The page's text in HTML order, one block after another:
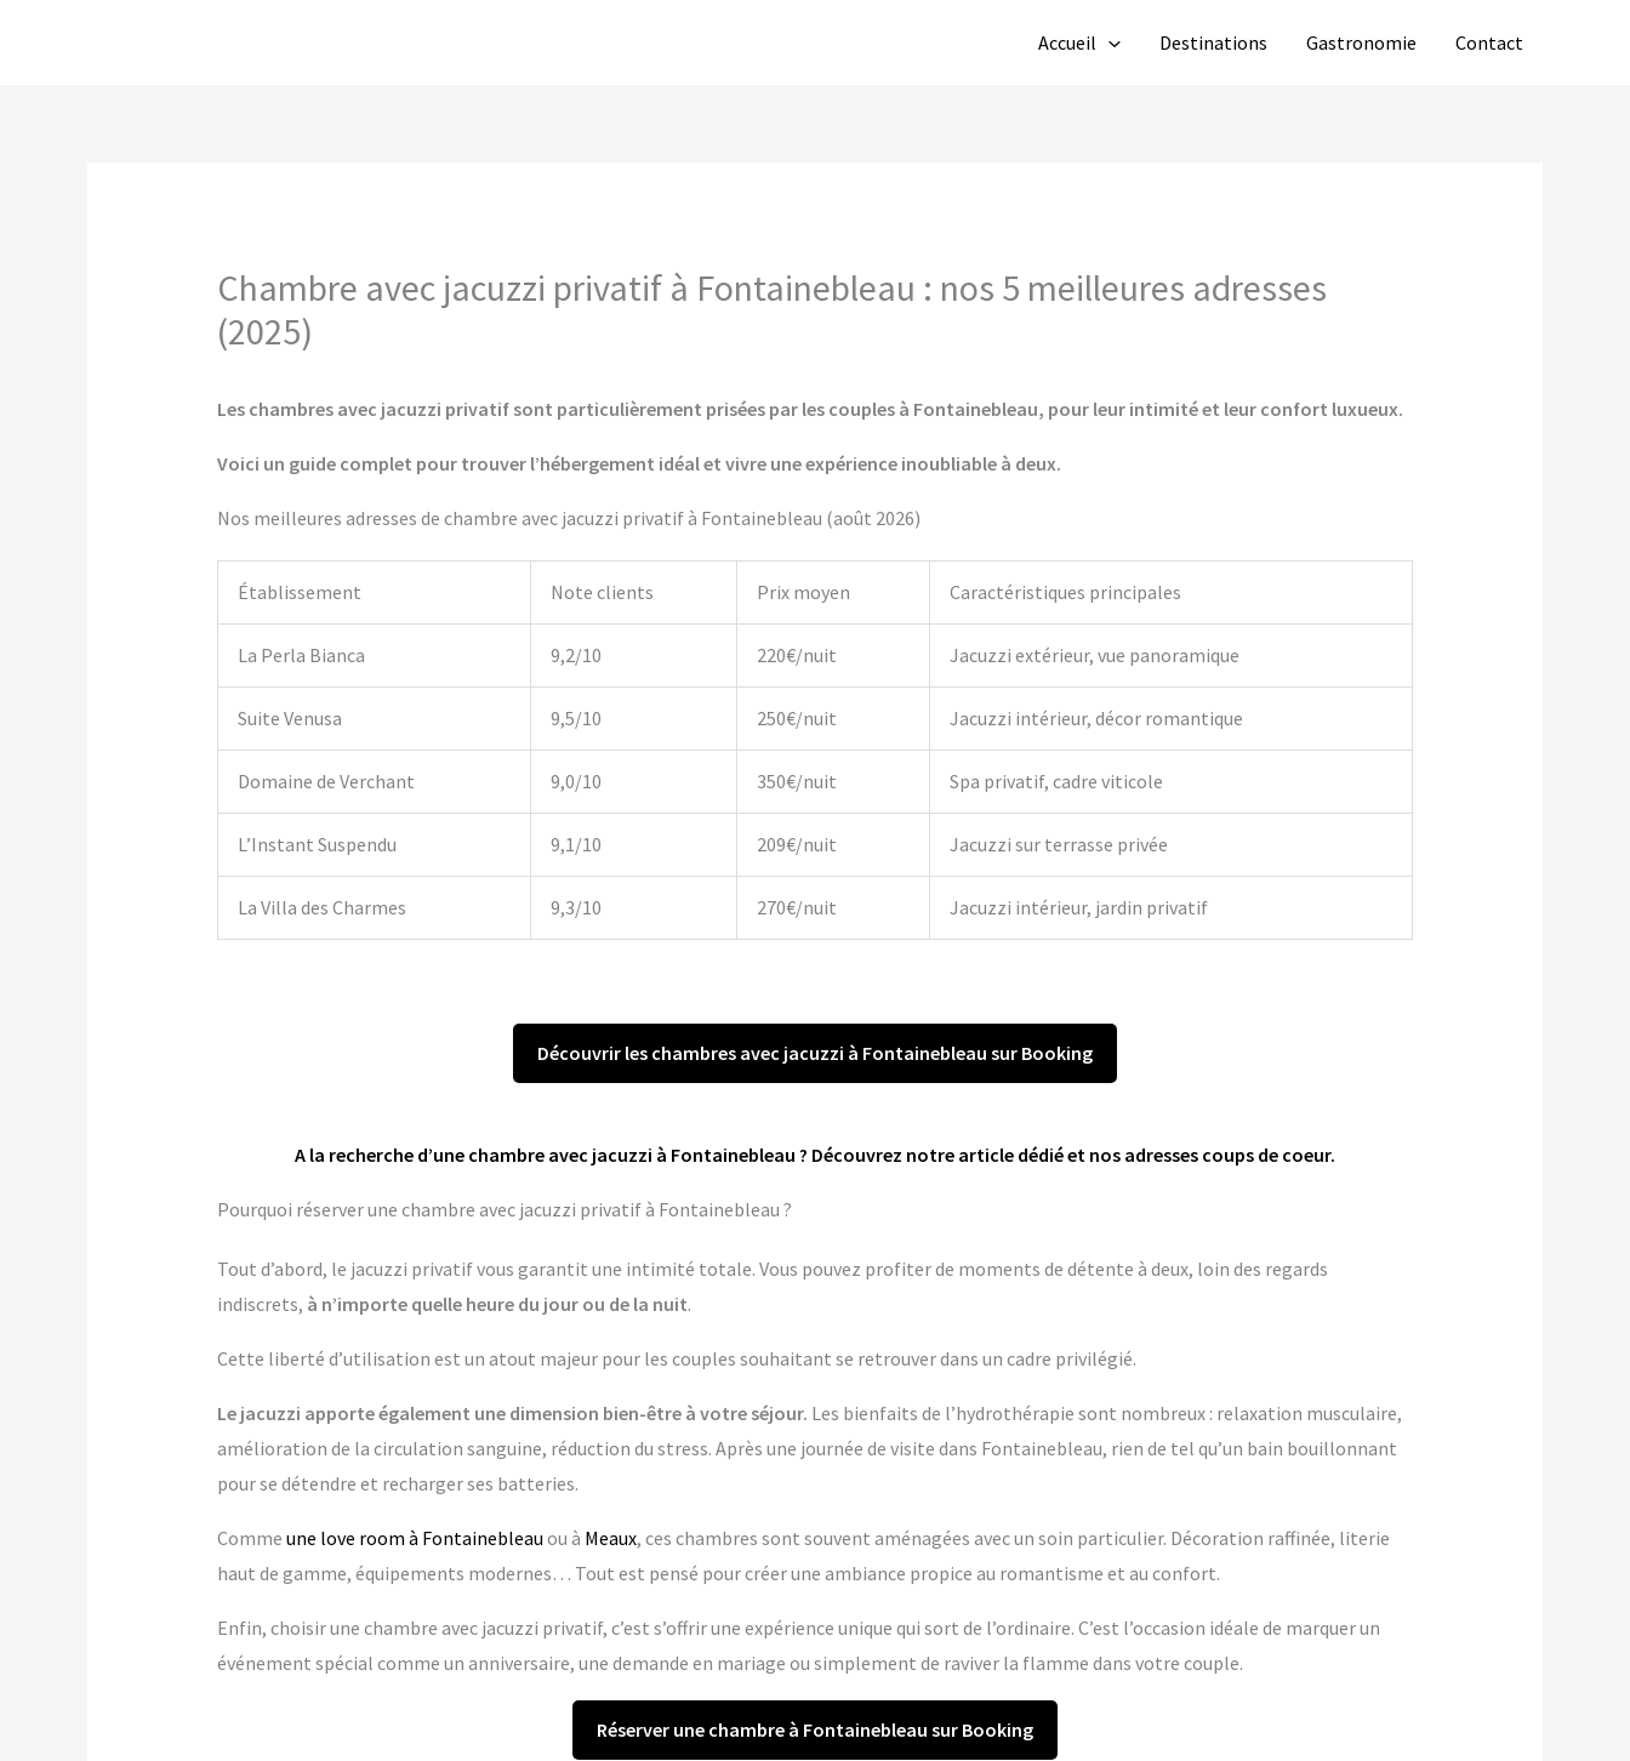
Accueil Destinations Gastronomie Contact
Chambre avec jacuzzi privatif à Fontainebleau : nos 5 meilleures adresses
(2025)
Les chambres avec jacuzzi privatif sont particulièrement prisées par les couples à Fontainebleau, pour leur intimité et leur confort luxueux.
Voici un guide complet pour trouver l’hébergement idéal et vivre une expérience inoubliable à deux.
Nos meilleures adresses de chambre avec jacuzzi privatif à Fontainebleau (août 2026)
Établissement Note clients Prix moyen Caractéristiques principales
La Perla Bianca 9,2/10 220€/nuit Jacuzzi extérieur, vue panoramique
Suite Venusa 9,5/10 250€/nuit Jacuzzi intérieur, décor romantique
Domaine de Verchant 9,0/10 350€/nuit Spa privatif, cadre viticole
L’Instant Suspendu 9,1/10 209€/nuit Jacuzzi sur terrasse privée
La Villa des Charmes 9,3/10 270€/nuit Jacuzzi intérieur, jardin privatif
Découvrir les chambres avec jacuzzi à Fontainebleau sur Booking
A la recherche d’une chambre avec jacuzzi à Fontainebleau ? Découvrez notre article dédié et nos adresses coups de coeur.
Pourquoi réserver une chambre avec jacuzzi privatif à Fontainebleau ?
Tout d’abord, le jacuzzi privatif vous garantit une intimité totale. Vous pouvez profiter de moments de détente à deux, loin des regards
indiscrets, à n’importe quelle heure du jour ou de la nuit.
Cette liberté d’utilisation est un atout majeur pour les couples souhaitant se retrouver dans un cadre privilégié.
Le jacuzzi apporte également une dimension bien-être à votre séjour. Les bienfaits de l’hydrothérapie sont nombreux : relaxation musculaire,
amélioration de la circulation sanguine, réduction du stress. Après une journée de visite dans Fontainebleau, rien de tel qu’un bain bouillonnant
pour se détendre et recharger ses batteries.
Comme une love room à Fontainebleau ou à Meaux, ces chambres sont souvent aménagées avec un soin particulier. Décoration raffinée, literie
haut de gamme, équipements modernes… Tout est pensé pour créer une ambiance propice au romantisme et au confort.
Enfin, choisir une chambre avec jacuzzi privatif, c’est s’offrir une expérience unique qui sort de l’ordinaire. C’est l’occasion idéale de marquer un
événement spécial comme un anniversaire, une demande en mariage ou simplement de raviver la flamme dans votre couple.
Réserver une chambre à Fontainebleau sur Booking